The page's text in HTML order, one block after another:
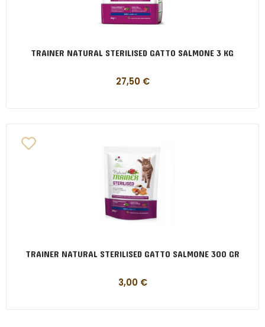
TRAINER NATURAL STERILISED GATTO SALMONE 3 KG
27,50 €
TRAINER NATURAL STERILISED GATTO SALMONE 300 GR
3,00 €